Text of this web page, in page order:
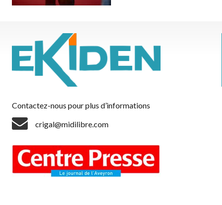
Contactez-nous pour plus d’informations
crigal@midilibre.com